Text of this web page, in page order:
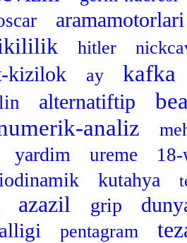
hitler
kizilok ay kafka
alternatiftip
analiz
yardim ureme
kutahya
azazil grip
pentagram